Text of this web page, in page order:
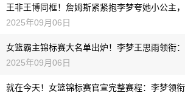
王非王博同框！詹姆斯紧紧抱李梦夸她小公主
2025年09月06日
女篮霸主锦标赛大名单出炉！李梦王思雨领衔：
2025年09月06日
就在今天！女篮锦标赛官宣完整赛程：李梦领